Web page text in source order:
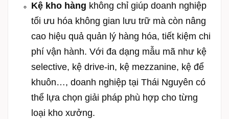
Kệ kho hàng không chỉ giúp doanh nghiệp
tối ưu hóa không gian lưu trữ mà còn nâng
cao hiệu quả quản lý hàng hóa, tiết kiệm chi
phí vận hành. Với đa dạng mẫu mã như kệ
selective, kệ drive-in, kệ mezzanine, kệ để
khuôn…, doanh nghiệp tại Thái Nguyên có
thể lựa chọn giải pháp phù hợp cho từng
loại kho xưởng.